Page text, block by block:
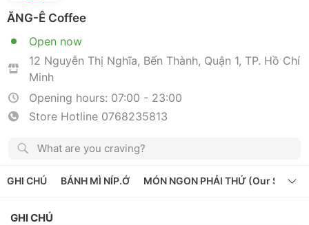
ĂNG-Ê Coffee
Open now
12 Nguyễn Thị Nghĩa, Bến Thành, Quận 1, TP. Hồ Chí
Minh
Opening hours: 07:00 - 23:00
Store Hotline 0768235813
What are you craving?
GHI CHÚ BÁNH MÌ NÍP.Ớ MÓN NGON PHẢI THỨ (Our
GHI CHÚ